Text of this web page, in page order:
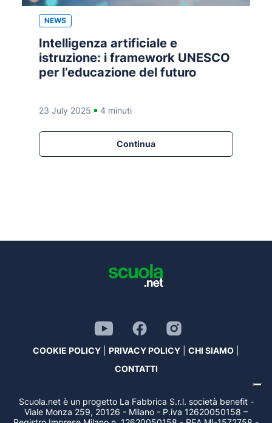
NEWS
Intelligenza artificiale e
istruzione: i framework UNESCO
per l’educazione del futuro
23 July 2025 4 minuti
Continua
COOKIE POLICY PRIVACY POLICY CHI SIAMO
CONTATTI
Scuola.net è un progetto La Fabbrica S.r.l. società benefit -
Viale Monza 259, 20126 - Milano - P.iva 12620050158 –